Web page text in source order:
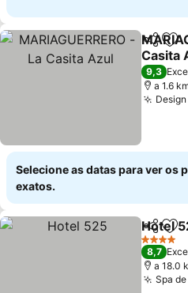
Partilhar
Casita
Ver
9,3
a 1.6
Selecione as datas para ver os
exatos.
Partilhar
Hotel
4 Estrelas
8,7
a 18.0
Spa